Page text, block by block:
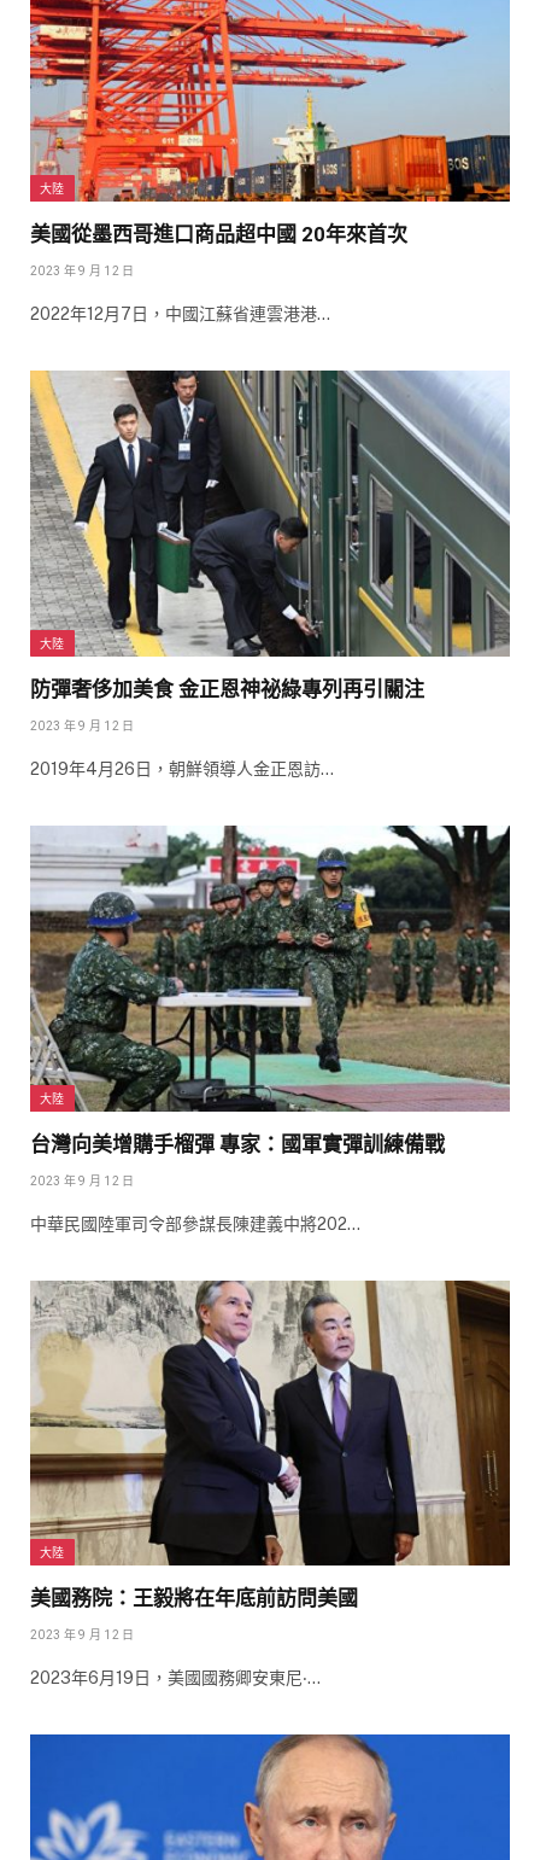
大陸
美國從墨西哥進口商品超中國 20年來首次
2023 年 9 月 12 日
2022年12月7日，中國江蘇省連雲港港…
大陸
防彈奢侈加美食 金正恩神祕綠專列再引關注
2023 年 9 月 12 日
2019年4月26日，朝鮮領導人金正恩訪…
大陸
台灣向美增購手榴彈 專家：國軍實彈訓練備戰
2023 年 9 月 12 日
中華民國陸軍司令部參謀長陳建義中將202…
大陸
美國務院：王毅將在年底前訪問美國
2023 年 9 月 12 日
2023年6月19日，美國國務卿安東尼‧…